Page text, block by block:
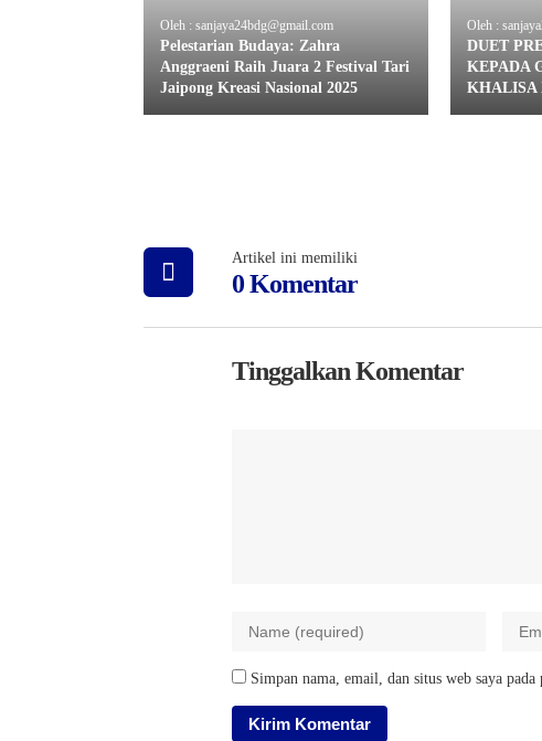
Oleh : sanjaya24bdg@gmail.com
Pelestarian Budaya: Zahra
Anggraeni Raih Juara 2 Festival Tari
Jaipong Kreasi Nasional 2025
Oleh :
DUET
KEPADA
KHALISA
Artikel ini memiliki
0 Komentar
Tinggalkan Komentar
Simpan nama, email, dan situs web saya